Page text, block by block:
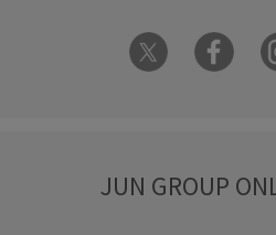
JUN GROUP